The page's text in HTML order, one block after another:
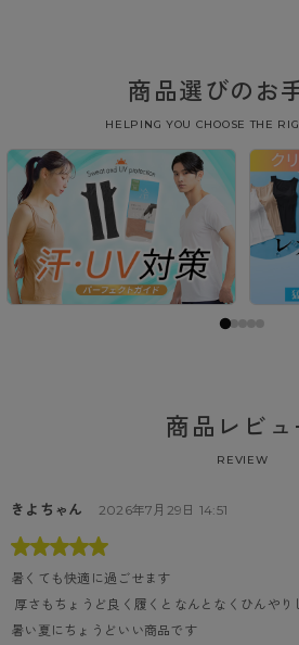
商品選びのお
HELPING YOU CHOOSE THE
商品レビュ
REVIEW
きよちゃん 2026年7月29日 14:51
暑くても快適に過ごせます
暑い夏にちょうどいい商品です